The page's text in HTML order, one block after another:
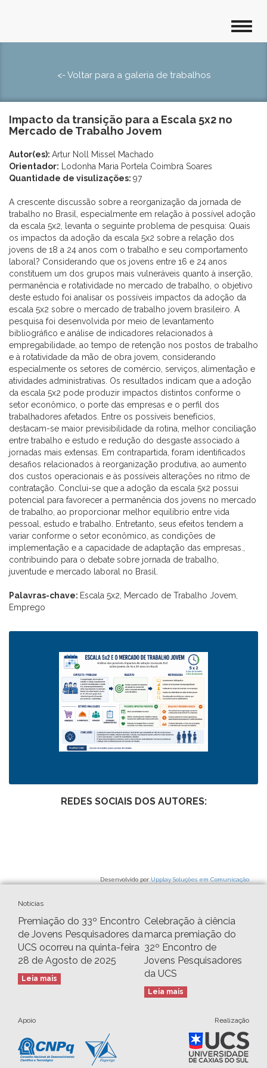
<- Voltar para a galeria de trabalhos
Impacto da transição para a Escala 5x2 no
Mercado de Trabalho Jovem
Autor(es): Artur Noll Missel Machado
Orientador: Lodonha Maria Portela Coimbra Soares
Quantidade de visulizações: 97
A crescente discussão sobre a reorganização da jornada de
trabalho no Brasil, especialmente em relação à possível adoção
da escala 5x2, levanta o seguinte problema de pesquisa: Quais
os impactos da adoção da escala 5x2 sobre a relação dos
jovens de 18 a 24 anos com o trabalho e seu comportamento
laboral? Considerando que os jovens entre 16 e 24 anos
constituem um dos grupos mais vulneráveis quanto à inserção,
permanência e rotatividade no mercado de trabalho, o objetivo
deste estudo foi analisar os possíveis impactos da adoção da
escala 5x2 sobre o mercado de trabalho jovem brasileiro. A
pesquisa foi desenvolvida por meio de levantamento
bibliográfico e análise de indicadores relacionados à
empregabilidade, ao tempo de retenção nos postos de trabalho
e à rotatividade da mão de obra jovem, considerando
especialmente os setores de comércio, serviços, alimentação e
atividades administrativas. Os resultados indicam que a adoção
da escala 5x2 pode produzir impactos distintos conforme o
setor econômico, o porte das empresas e o perfil dos
trabalhadores afetados. Entre os possíveis benefícios,
destacam-se maior previsibilidade da rotina, melhor conciliação
entre trabalho e estudo e redução do desgaste associado a
jornadas mais extensas. Em contrapartida, foram identificados
desafios relacionados à reorganização produtiva, ao aumento
dos custos operacionais e às possíveis alterações no ritmo de
contratação. Conclui-se que a adoção da escala 5x2 possui
potencial para favorecer a permanência dos jovens no mercado
de trabalho, ao proporcionar melhor equilíbrio entre vida
pessoal, estudo e trabalho. Entretanto, seus efeitos tendem a
variar conforme o setor econômico, as condições de
implementação e a capacidade de adaptação das empresas.,
contribuindo para o debate sobre jornada de trabalho,
juventude e mercado laboral no Brasil.
Palavras-chave: Escala 5x2, Mercado de Trabalho Jovem,
Emprego
REDES SOCIAIS DOS AUTORES:
Desenvolvido por Upplay Soluções em Comunicação
Notícias
Premiação do 33º Encontro
de Jovens Pesquisadores da
UCS ocorreu na quinta-feira
28 de Agosto de 2025
Leia mais
Celebração à ciência
marca premiação do
32º Encontro de
Jovens Pesquisadores
da UCS
Leia mais
Apoio Realização